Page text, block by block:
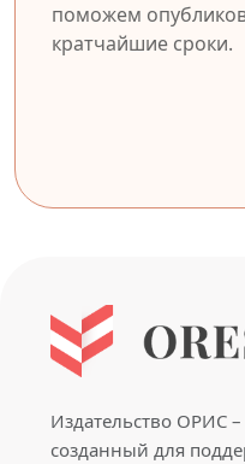
поможем
кратчайшие сроки.
Издательство ОРИС
созданный для